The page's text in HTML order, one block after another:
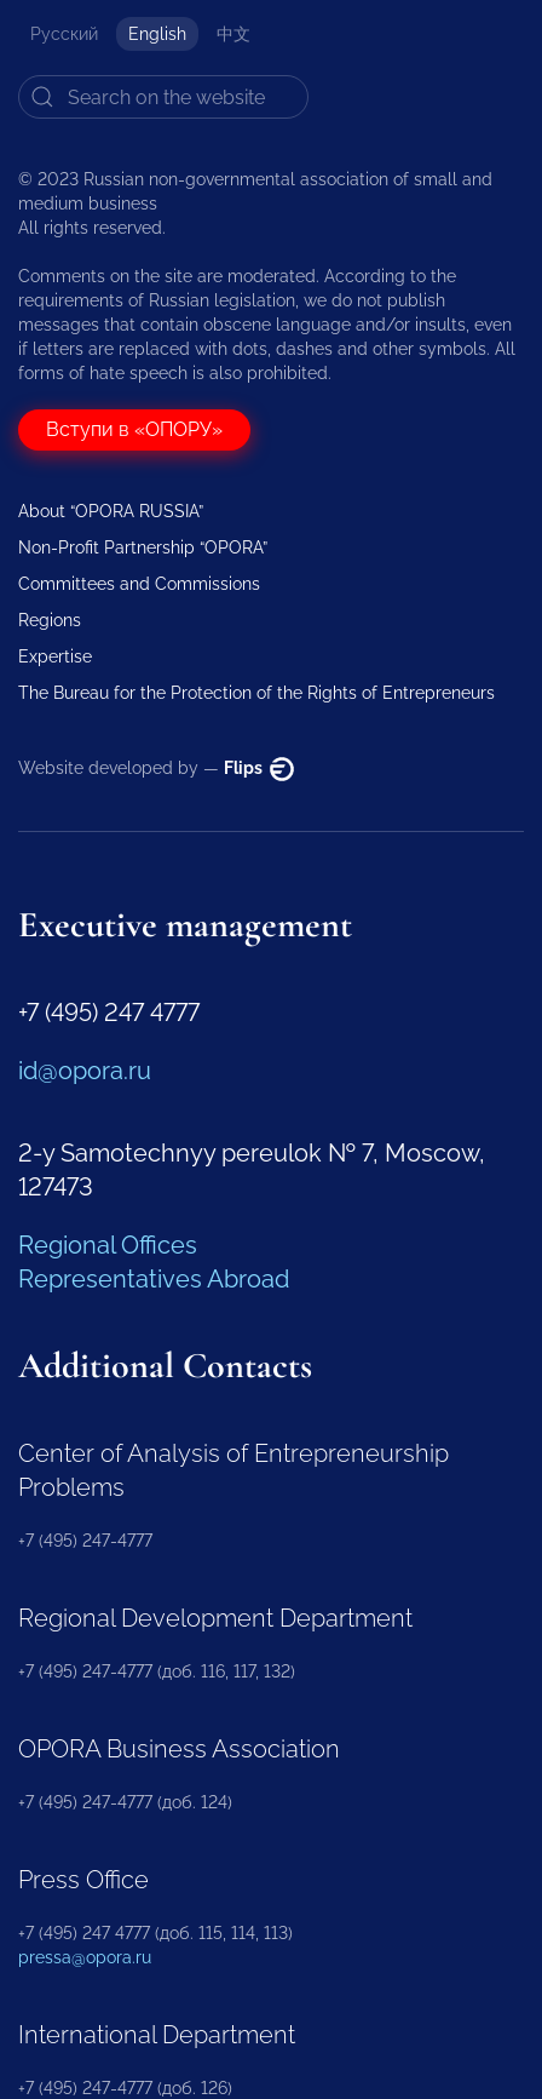
Русский English 中文
© 2023 Russian non-governmental association of small and
medium business
All rights reserved.
Comments on the site are moderated. According to the
requirements of Russian legislation, we do not publish
messages that contain obscene language and/or insults, even
if letters are replaced with dots, dashes and other symbols. All
forms of hate speech is also prohibited.
Вступи в «ОПОРУ»
About “OPORA RUSSIA”
Non-Profit Partnership “OPORA”
Committees and Commissions
Regions
Expertise
The Bureau for the Protection of the Rights of Entrepreneurs
Website developed by — Flips
Executive management
+7 (495) 247 4777
id@opora.ru
2-y Samotechnyy pereulok № 7, Moscow,
127473
Regional Offices
Representatives Abroad
Additional Contacts
Center of Analysis of Entrepreneurship
Problems
+7 (495) 247-4777
Regional Development Department
+7 (495) 247-4777 (доб. 116, 117, 132)
OPORA Business Association
+7 (495) 247-4777 (доб. 124)
Press Office
+7 (495) 247 4777 (доб. 115, 114, 113)
pressa@opora.ru
International Department
+7 (495) 247-4777 (доб. 126)